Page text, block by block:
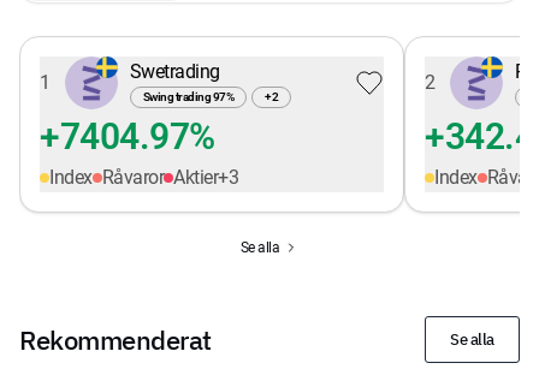
1 Swetrading
Swing trading97% +2
+7404.97%
Index Råvaror Aktier+3
2
Index
Se alla
Rekommenderat Se alla